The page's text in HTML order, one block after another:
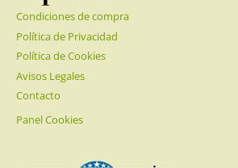
Condiciones de compra
Política de Privacidad
Política de Cookies
Avisos Legales
Contacto
Panel Cookies